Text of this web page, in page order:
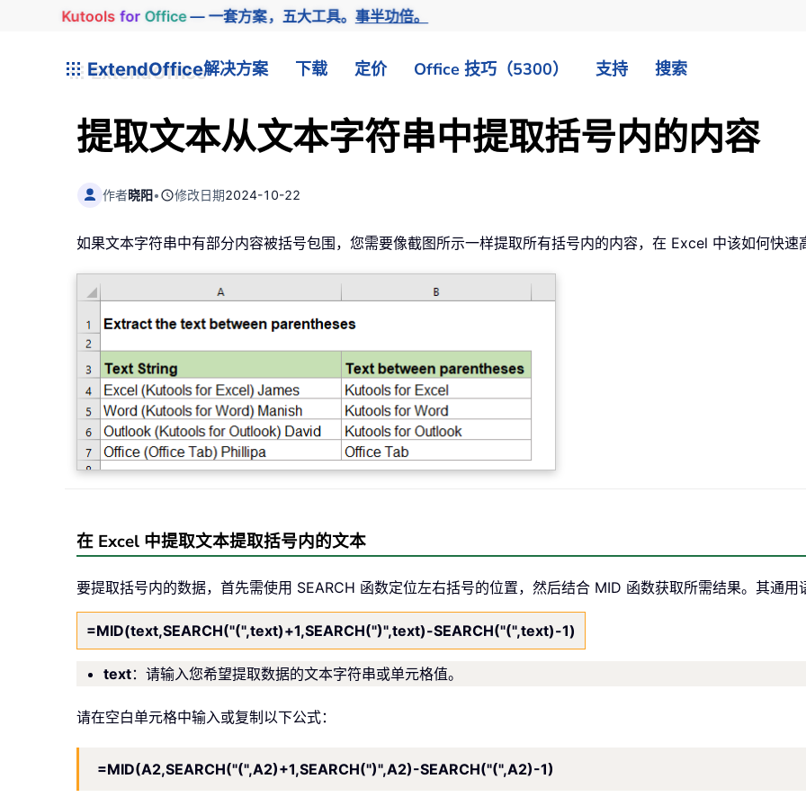
Kutools for Office— 一套方案，五大工具。事半功倍。
ExtendOffice解决方案 下载 定价 Office 技巧（5300） 支持 搜索
提取文本从文本字符串中提取括号内的内容
作者晓阳• 修改日期2024-10-22
如果文本字符串中有部分内容被括号包围，您需要像截图所示一样提取所有括号内的内容，在 Excel 中该如何快速
在 Excel 中提取文本提取括号内的文本
要提取括号内的数据，首先需使用 SEARCH 函数定位左右括号的位置，然后结合 MID 函数获取所需结果。其通用
=MID(text,SEARCH("(",text)+1,SEARCH(")",text)-SEARCH("(",text)-1)
text：请输入您希望提取数据的文本字符串或单元格值。
请在空白单元格中输入或复制以下公式：
=MID(A2,SEARCH("(",A2)+1,SEARCH(")",A2)-SEARCH("(",A2)-1)